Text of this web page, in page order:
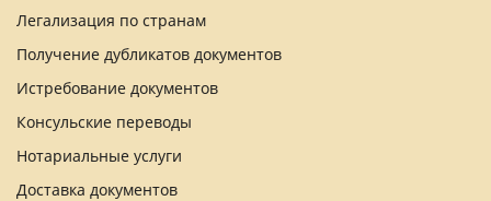
Легализация по странам
Получение дубликатов документов
Истребование документов
Консульские переводы
Нотариальные услуги
Доставка документов